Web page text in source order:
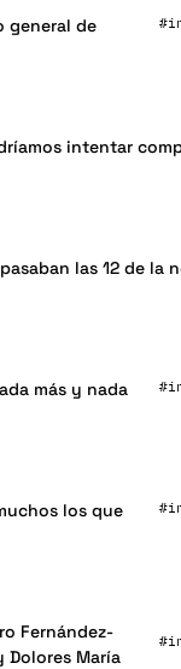
general de
intentar
las 12 de la
más y nada
los que
Fernández-
Dolores María